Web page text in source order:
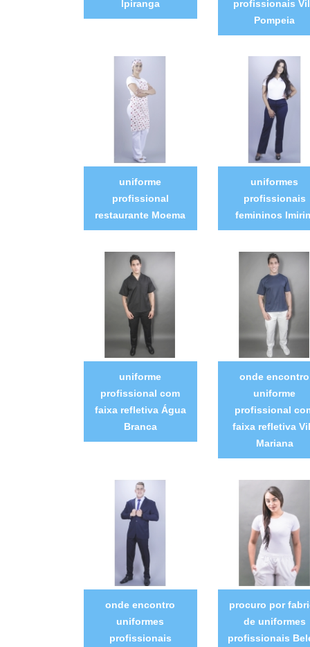
Ipiranga
profissionais
Pompeia
uniforme
profissional
restaurante Moema
uniformes
profissionais
femininos
uniforme
profissional com
faixa refletiva Água
Branca
onde encontro
uniforme
profissional
faixa refletiva
Mariana
onde encontro
uniformes
profissionais
procuro por
de uniformes
profissionais